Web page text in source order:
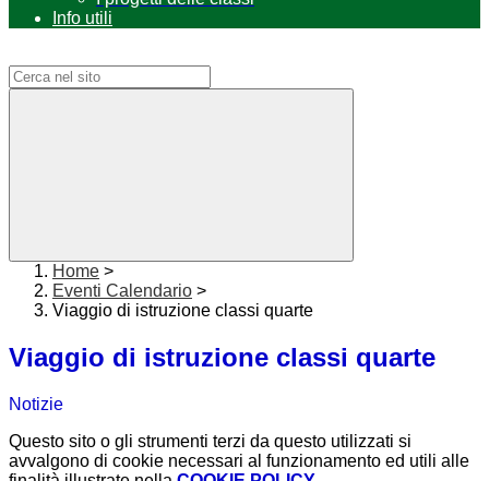
Info utili
Home >
Eventi Calendario >
Viaggio di istruzione classi quarte
Viaggio di istruzione classi quarte
Notizie
Questo sito o gli strumenti terzi da questo utilizzati si
avvalgono di cookie necessari al funzionamento ed utili alle